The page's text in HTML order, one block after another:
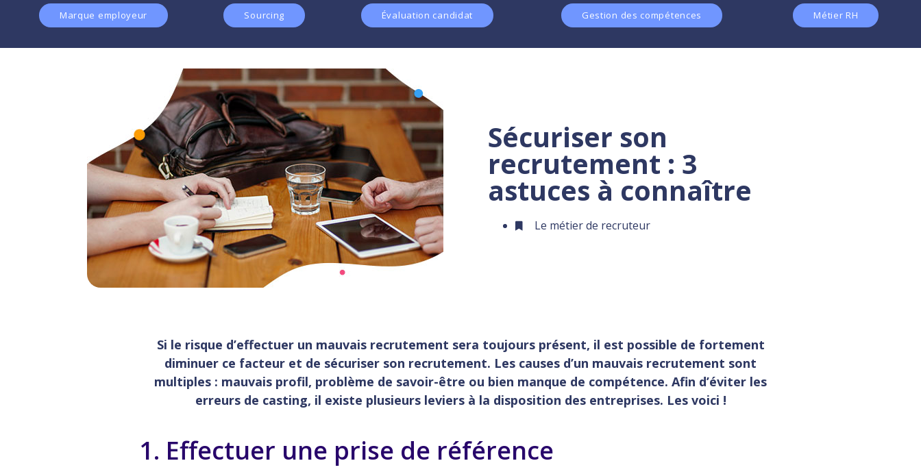
Marque employeur Sourcing Évaluation candidat Gestion des compétences Métier RH
Sécuriser son
recrutement : 3
astuces à connaître
Le métier de recruteur
Si le risque d’effectuer un mauvais recrutement sera toujours présent, il est possible de fortement
diminuer ce facteur et de sécuriser son recrutement. Les causes d’un mauvais recrutement sont
multiples : mauvais profil, problème de savoir-être ou bien manque de compétence. Afin d’éviter les
erreurs de casting, il existe plusieurs leviers à la disposition des entreprises. Les voici !
1. Effectuer une prise de référence